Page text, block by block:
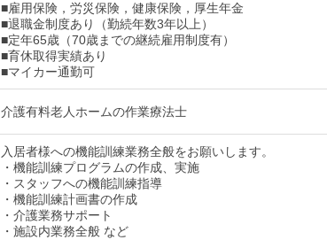
■雇用保険，労災保険，健康保険，厚生年金
■退職金制度あり（勤続年数3年以上）
■定年65歳（70歳までの継続雇用制度有）
■育休取得実績あり
■マイカー通勤可
介護有料老人ホームの作業療法士
入居者様への機能訓練業務全般をお願いします。
・機能訓練プログラムの作成、実施
・スタッフへの機能訓練指導
・機能訓練計画書の作成
・介護業務サポート
・施設内業務全般 など